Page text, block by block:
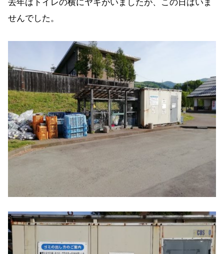
去年はトイレの横にヤギがいましたが、この日はいま
せんでした。